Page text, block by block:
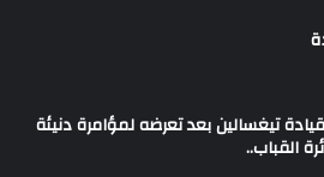
قيادة تيغسالين بعد تعرضه لمؤامرة دنيئة
القباب..